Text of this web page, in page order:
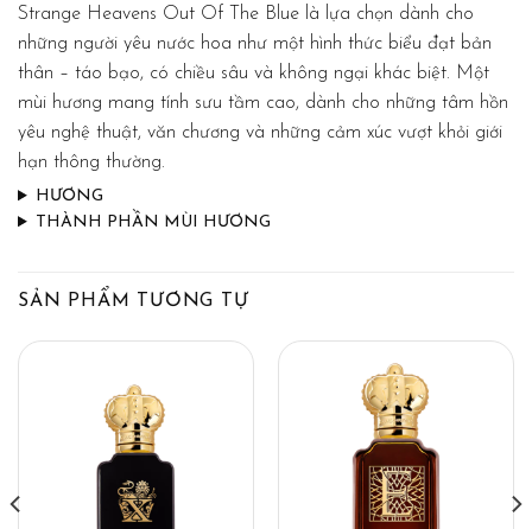
Strange Heavens Out Of The Blue là lựa chọn dành cho
những người yêu nước hoa như một hình thức biểu đạt bản
thân – táo bạo, có chiều sâu và không ngại khác biệt. Một
mùi hương mang tính sưu tầm cao, dành cho những tâm hồn
yêu nghệ thuật, văn chương và những cảm xúc vượt khỏi giới
hạn thông thường.
HƯƠNG
THÀNH PHẦN MÙI HƯƠNG
SẢN PHẨM TƯƠNG TỰ